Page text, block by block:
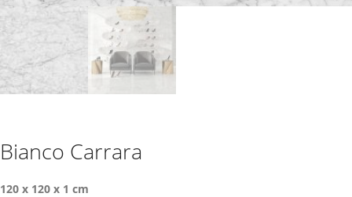
Bianco Carrara
120 x 120 x 1 cm